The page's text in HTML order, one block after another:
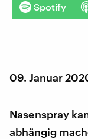
Spotify
09. Januar
Nasenspray
abhängig